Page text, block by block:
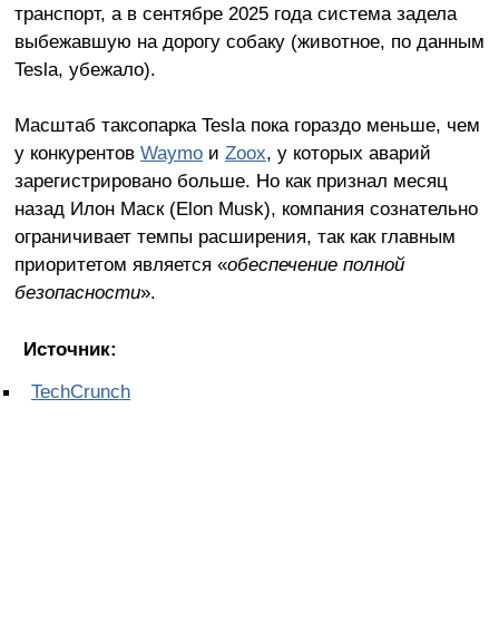
транспорт, а в сентябре 2025 года система задела
выбежавшую на дорогу собаку (животное, по данным
Tesla, убежало).
Масштаб таксопарка Tesla пока гораздо меньше, чем
у конкурентов Waymoи Zoox, у которых аварий
зарегистрировано больше. Но как признал месяц
назад Илон Маск (Elon Musk), компания сознательно
ограничивает темпы расширения, так как главным
приоритетом является «обеспечение полной
безопасности».
Источник:
TechCrunch